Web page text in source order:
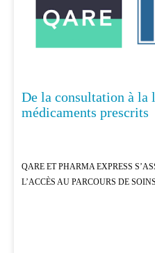
De la consultation à la
médicaments prescrits
QARE ET PHARMA EXPRESS
L’ACCÈS AU PARCOURS DE